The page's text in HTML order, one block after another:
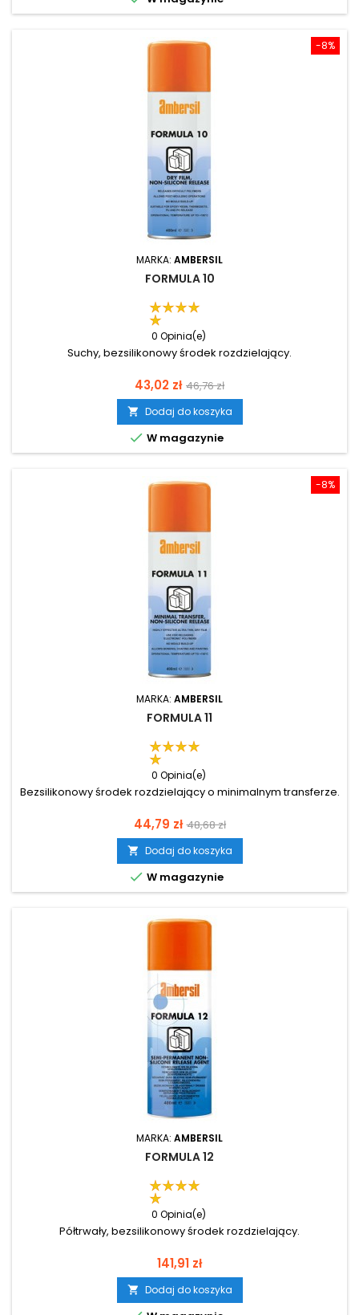
-8%
MARKA: AMBERSIL
FORMULA 10
0 Opinia(e)
Suchy, bezsilikonowy środek rozdzielający.
Cena
43,02 zł Cena
podstawowa
46,76 zł
 Dodaj do koszyka
 W magazynie
-8%
MARKA: AMBERSIL
FORMULA 11
0 Opinia(e)
Bezsilikonowy środek rozdzielający o minimalnym transferze.
Cena
44,79 zł Cena
podstawowa
48,68 zł
 Dodaj do koszyka
 W magazynie
MARKA: AMBERSIL
FORMULA 12
0 Opinia(e)
Półtrwały, bezsilikonowy środek rozdzielający.
Cena
141,91 zł
 Dodaj do koszyka